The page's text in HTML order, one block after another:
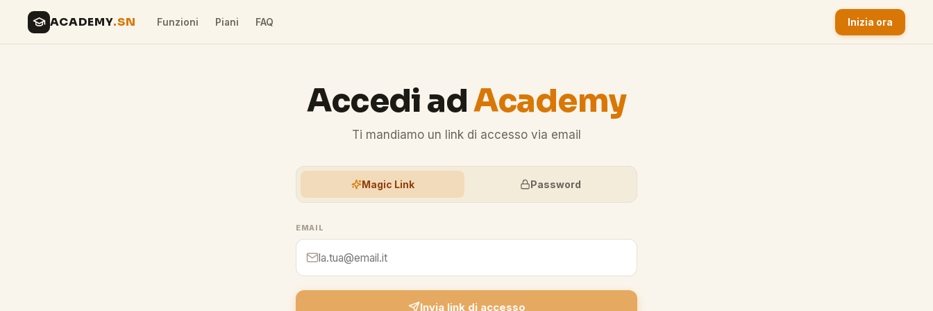
ACADEMY.SN Funzioni Piani FAQ Inizia ora
Accedi adAcademy
Ti mandiamo un link di accesso via email
Magic Link Password
EMAIL
Invia link di accesso